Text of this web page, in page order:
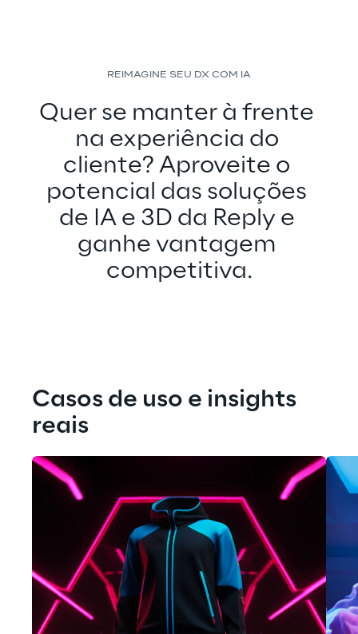
REIMAGINE SEU DX COM IA
Quer se manter à frente
na experiência do
cliente? Aproveite o
potencial das soluções
de IA e 3D da Reply e
ganhe vantagem
competitiva.
Casos de uso e insights
reais